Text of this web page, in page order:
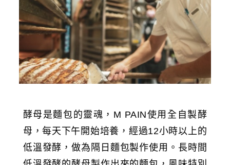
酵母是麵包的靈魂，M PAIN使用全自製酵
母，每天下午開始培養，經過12小時以上的
低溫發酵，做為隔日麵包製作使用。長時間